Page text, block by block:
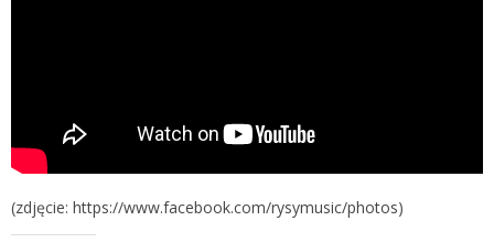
(zdjęcie: https://www.facebook.com/rysymusic/photos)